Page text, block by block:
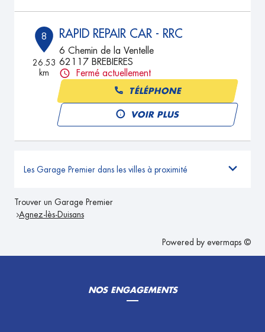
8
26.53
km
RAPID REPAIR CAR - RRC
6 Chemin de la Ventelle
62117 BREBIERES
Fermé actuellement
TÉLÉPHONE
VOIR PLUS
Les Garage Premier dans les villes à proximité
Trouver un Garage Premier
Agnez-lès-Duisans
Powered by evermaps ©
NOS ENGAGEMENTS